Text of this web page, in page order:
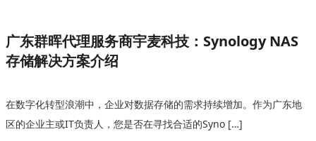
广东群晖代理服务商宇麦科技：Synology NAS
存储解决方案介绍
在数字化转型浪潮中，企业对数据存储的需求持续增加。作为广东地
区的企业主或IT负责人，您是否在寻找合适的Syno […]